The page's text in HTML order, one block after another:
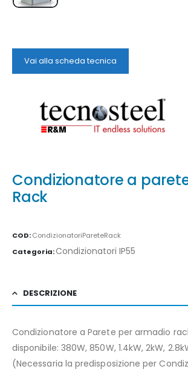
Vai alla scheda tecnica
Condizionatore a
Rack
COD:CondizionatoriPareteRack
Categoria:Condizionatori IP55
DESCRIZIONE
Condizionatore a Parete per armadio
disponibile: 380W, 850W, 1.4kW, 2kW,
(Necessaria la predisposizione per